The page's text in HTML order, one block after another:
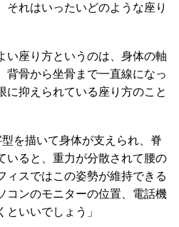
それはいったいどのような座り
い座り方というのは、身体の軸
背骨から坐骨まで一直線になっ
に抑えられている座り方のこと
を描いて身体が支えられ、脊
いると、重力が分散されて腰の
ィスではこの姿勢が維持できる
コンのモニターの位置、電話機
いいでしょう」